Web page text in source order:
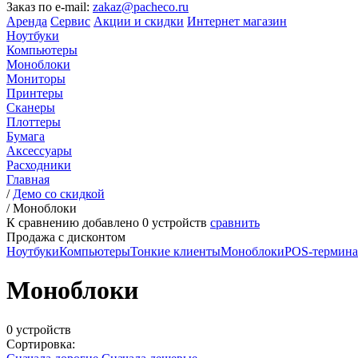
Заказ по e-mail: zakaz@pacheco.ru
Аренда Сервис Акции и скидки Интернет магазин
Ноутбуки
Компьютеры
Моноблоки
Мониторы
Принтеры
Сканеры
Плоттеры
Бумага
Аксессуары
Расходники
Главная
/ Демо со скидкой
/Моноблоки
К сравнению добавлено 0 устройств сравнить
Продажа с дисконтом
НоутбукиКомпьютерыТонкие клиентыМоноблокиPOS-
Моноблоки
0 устройств
Сортировка: